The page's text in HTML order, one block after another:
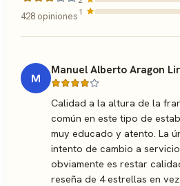
428 opiniones1
M
Manuel Alberto Aragon
Calidad a la altura de la
común en este tipo de
muy educado y atento. La
intento de cambio a
obviamente es restar
reseña de 4 estrellas en